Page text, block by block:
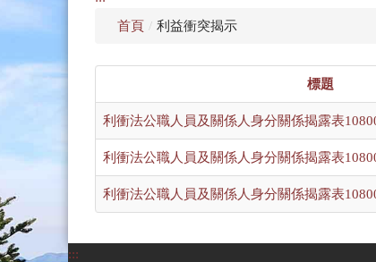
首頁 / 利益衝突揭示
標題
利衝法公職人員及關係人身分關係揭露表
利衝法公職人員及關係人身分關係揭露表
利衝法公職人員及關係人身分關係揭露表
:::